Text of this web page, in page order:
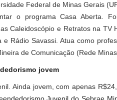
Federal de Minas Gerais
o programa Casa Aberta.
Caleidoscópio e Retratos na
Rádio Savassi. Atua como
de Comunicação (Rede
jovem
Ainda jovem, com apenas